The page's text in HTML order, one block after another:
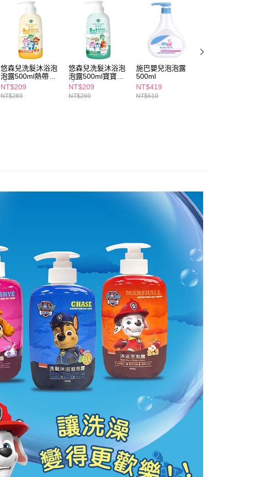
２．關於個人資料處理事宜，請瀏覽以下網址：
https://aftee.tw/terms/#terms3
３．未成年的使用者請事先徵得法定代理人或監護人之同意方可使用
「AFTEE先享後付」，若未經同意申辦者引起之損失，本公司不負相關責
４．使用「AFTEE先享後付」時，將依據個別帳號之用戶狀況，依本公司
即時審查核予不同之上限額度；若仍有額度不足之情形，本公司將視審查
結果請求用戶進行身份認證。
５．嚴禁一人註冊多個帳號或使用他人資訊註冊。若發現惡意使用之情
形，恩沛科技股份有限公司將有權停止該用戶之使用額度並採取法律行
動。
付款後7-11取貨
每筆NT$65，滿NT$490(含以上)免運費
宅配(本島)
每筆NT$100，滿NT$790(含以上)免運費
付款後寶雅門市自取(由倉庫統一出貨)
每筆NT$80，滿NT$290(含以上)免運費
悠森兒洗髮沐浴泡
泡露500ml熱帶果
香
NT$209
NT$269
悠森兒洗髮沐浴泡
泡露500ml寶寶乳
香
NT$209
NT$269
施巴嬰兒泡泡露
500ml
NT$419
NT$610